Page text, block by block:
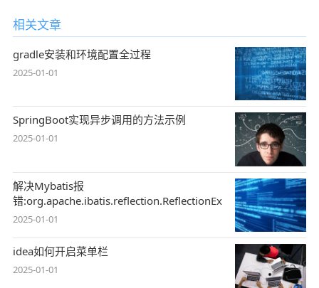
相关文章
gradle安装和环境配置全过程
2025-01-01
SpringBoot实现异步调用的方法示例
2025-01-01
解决Mybatis报
错:org.apache.ibatis.reflection.ReflectionException
2025-01-01
idea如何开启菜单栏
2025-01-01